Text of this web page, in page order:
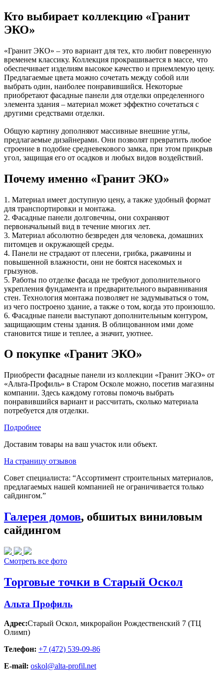
Кто выбирает коллекцию «Гранит
ЭКО»
«Гранит ЭКО» – это вариант для тех, кто любит поверенную
временем классику. Коллекция прокрашивается в массе, что
обеспечивает изделиям высокое качество и приемлемую цену.
Предлагаемые цвета можно сочетать между собой или
выбрать один, наиболее понравившийся. Некоторые
приобретают фасадные панели для отделки определенного
элемента здания – материал может эффектно сочетаться с
другими средствами отделки.
Общую картину дополняют массивные внешние углы,
предлагаемые дизайнерами. Они позволят превратить любое
строение в подобие средневекового замка, при этом прикрыв
угол, защищая его от осадков и любых видов воздействий.
Почему именно «Гранит ЭКО»
1. Материал имеет доступную цену, а также удобный формат
для транспортировки и монтажа.
2. Фасадные панели долговечны, они сохраняют
первоначальный вид в течение многих лет.
3. Материал абсолютно безвреден для человека, домашних
питомцев и окружающей среды.
4. Панели не страдают от плесени, грибка, ржавчины и
повышенной влажности, они не боятся насекомых и
грызунов.
5. Работы по отделке фасада не требуют дополнительного
укрепления фундамента и предварительного выравнивания
стен. Технология монтажа позволяет не задумываться о том,
из чего построено здание, а также о том, когда это произошло.
6. Фасадные панели выступают дополнительным контуром,
защищающим стены здания. В облицованном ими доме
становится тише и теплее, а значит, уютнее.
О покупке «Гранит ЭКО»
Приобрести фасадные панели из коллекции «Гранит ЭКО» от
«Альта-Профиль» в Старом Осколе можно, посетив магазины
компании. Здесь каждому готовы помочь выбрать
понравившийся вариант и рассчитать, сколько материала
потребуется для отделки.
Подробнее
Доставим товары на ваш участок или объект.
На страницу отзывов
Совет специалиста: “Ассортимент строительных материалов,
предлагаемых нашей компанией не ограничивается только
сайдингом.”
Галерея домов, обшитых виниловым
сайдингом
Смотреть все фото
Торговые точки в Старый Оскол
Альта Профиль
Адрес:Старый Оскол, микрорайон Рождественский 7 (ТЦ
Олимп)
Телефон: +7 (472) 539-09-86
E-mail: oskol@alta-profil.net